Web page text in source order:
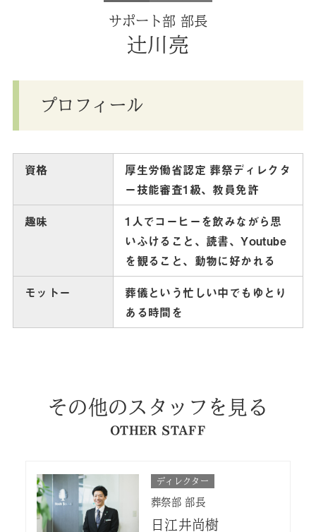
サポート部 部長
辻川亮
プロフィール
資格
厚生労働省認定 葬祭ディレクタ
ー技能審査1級、教員免許
趣味
1人でコーヒーを飲みながら思
いふけること、読書、Youtube
を観ること、動物に好かれる
モットー
葬儀という忙しい中でもゆとり
ある時間を
その他のスタッフを見る
OTHER STAFF
ディレクター
葬祭部 部長
日江井尚樹